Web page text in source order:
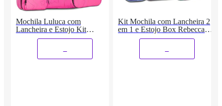
Mochila Luluca com
Lancheira e Estojo Kit
Completo Adolescente
Kit Mochila com Lancheira 2
em 1 e Estojo Box Rebecca
Bonbon